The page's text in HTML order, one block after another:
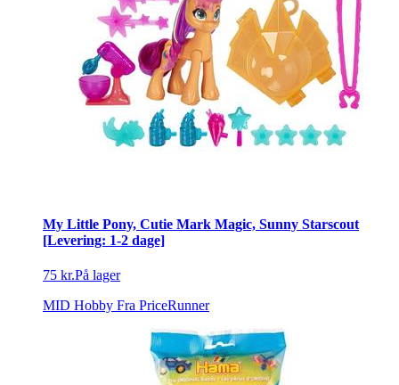
My Little Pony, Cutie Mark Magic, Sunny Starscout
[Levering: 1-2 dage]
75 kr.På lager
MID Hobby Fra PriceRunner